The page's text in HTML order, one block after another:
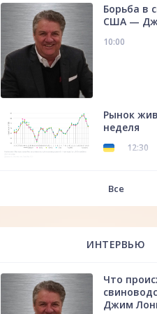
Борьба в
США —
10:00
Рынок
неделя
12:30
Все
ИНТЕРВЬЮ
Что
Джим